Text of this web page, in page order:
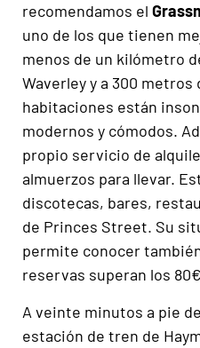
recomendamos el
uno de los que tienen
menos de un kilómetro
Waverley y a 300 metros
habitaciones están
modernos y cómodos.
propio servicio de
almuerzos para llevar.
discotecas, bares,
de Princes Street. Su
permite conocer
reservas superan los
A veinte minutos a pie
estación de tren de